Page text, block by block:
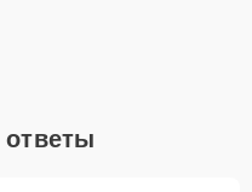
дольше